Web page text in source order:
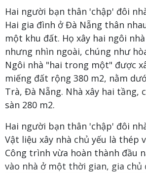
Hai người bạn thân 'chập' đôi
Hai gia đình ở Đà Nẵng thân
một khu đất. Họ xây hai ngôi
nhưng nhìn ngoài, chúng như
Ngôi nhà "hai trong một" được
miếng đất rộng 380 m2, nằm
Trà, Đà Nẵng. Nhà xây hai tầng,
sàn 280 m2.
Hai người bạn thân 'chập' đôi
Vật liệu xây nhà chủ yếu là thép
Công trình vừa hoàn thành đầu
vào nhà ở một thời gian, gia chủ